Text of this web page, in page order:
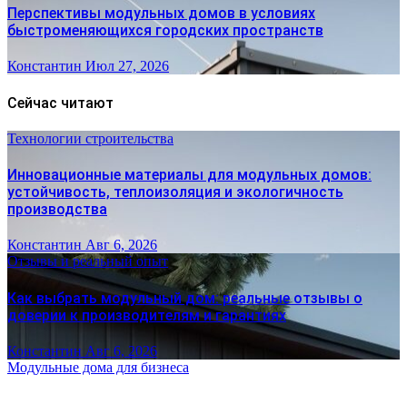
Перспективы модульных домов в условиях
быстроменяющихся городских пространств
Константин Июл 27, 2026
Сейчас читают
Технологии строительства
Инновационные материалы для модульных домов:
устойчивость, теплоизоляция и экологичность
производства
Константин Авг 6, 2026
Отзывы и реальный опыт
Как выбрать модульный дом: реальные отзывы о
доверии к производителям и гарантиях
Константин Авг 6, 2026
Модульные дома для бизнеса